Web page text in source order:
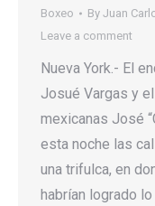
Boxeo By Juan
Leave a comment
Nueva York.- El
Josué Vargas y
mexicanas José
esta noche las
una trifulca, en
habrían logrado